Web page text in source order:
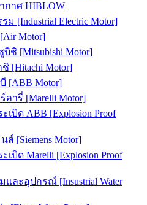
กาศ HIBLOW
[Industrial Electric Motor]
Motor]
ชิ [Mitsubishi Motor]
[Hitachi Motor]
[ABB Motor]
ลารี่ [Marelli Motor]
เบิด ABB [Explosion Proof
ส์ [Siemens Motor]
เบิด Marelli [Explosion Proof
ละอุปกรณ์ [Insustrial Water